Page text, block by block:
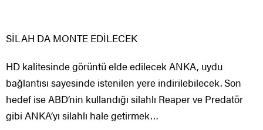
SİLAH DA MONTE EDİLECEK
HD kalitesinde görüntü elde edilecek ANKA, uydu
bağlantısı sayesinde istenilen yere indirilebilecek. Son
hedef ise ABD’nin kullandığı silahlı Reaper ve Predatör
gibi ANKA’yı silahlı hale getirmek…